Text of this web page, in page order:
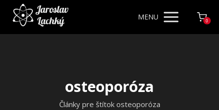
MENU 0
osteoporóza
Články pre štítok osteoporóza